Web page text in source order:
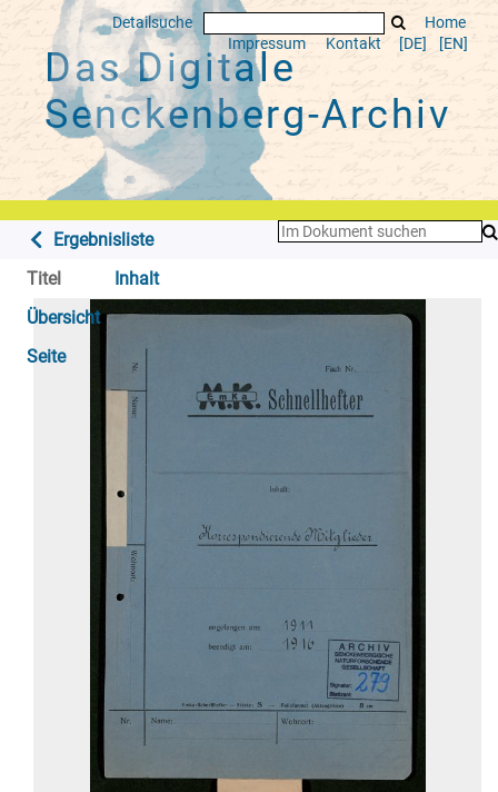
Detailsuche
Home
Impressum
Kontakt [DE] [EN]
Das Digitale
Senckenberg-Archiv
Ergebnisliste
Titel
Inhalt
Übersicht
Seite